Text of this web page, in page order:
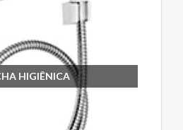
HIGIÊNICA